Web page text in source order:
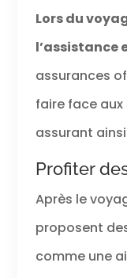
Lors du
l’assistance
assurances
faire face aux
assurant
Profiter
Après le
proposent
comme une